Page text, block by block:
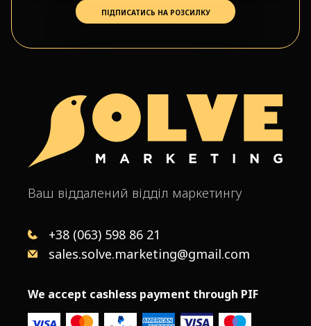
Ваш віддалений відділ маркетингу
+38 (063) 598 86 21
sales.solve.marketing@gmail.com
We accept cashless payment through PIF